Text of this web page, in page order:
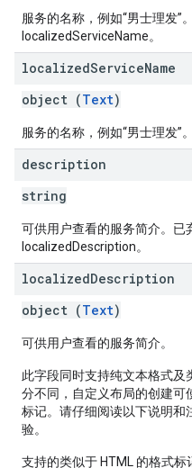
服务的名称，例如“男士理发”
localizedServiceName。
localizedServiceName
object (Text)
服务的名称，例如“男士理发”
description
string
可供用户查看的服务简介。已
localizedDescription。
localizedDescription
object (Text)
可供用户查看的服务简介。
此字段同时支持纯文本格式及
分不同，自定义布局的创建可
标记。请仔细阅读以下说明和
验。
支持的类似于 HTML 的格式标